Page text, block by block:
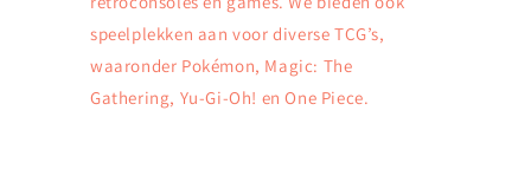
speelplekken aan voor diverse TCG’s,
waaronder Pokémon, Magic: The
Gathering, Yu-Gi-Oh! en One Piece.